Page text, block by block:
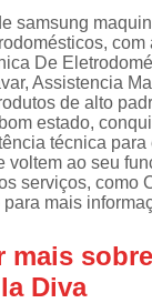
samsung
De
Assistencia
de alto
estado,
técnica
voltem ao seu
serviços, como
mais
mais
Diva